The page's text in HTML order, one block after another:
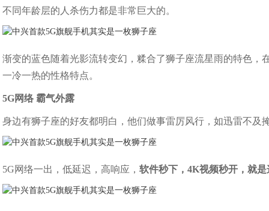
不同年龄层的人杀伤力都是非常巨大的。
渐变的蓝色随着光影流转变幻，糅合了狮子座流星雨的特色
一冷一热的性格特点。
5G网络 霸气外露
身边有狮子座的好友都明白，他们做事雷厉风行，如迅雷不及
5G网络一出，低延迟，高响应，软件秒下，4K视频秒开，就